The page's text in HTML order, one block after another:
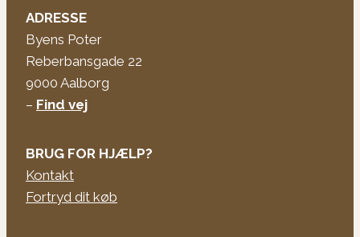
ADRESSE
Byens Poter
Reberbansgade 22
9000 Aalborg
– Find vej
BRUG FOR HJÆLP?
Kontakt
Fortryd dit køb